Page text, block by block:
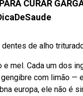
CURAR
de alho
mel. Cada um dos
com limão —
europa, ele não é